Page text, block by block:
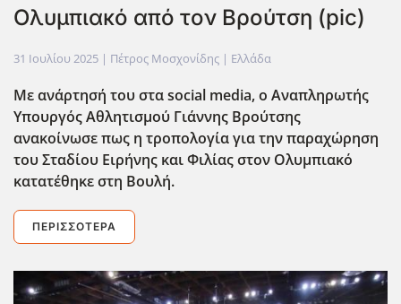
Ολυμπιακό από τον Βρούτση (pic)
31 Ιουλίου 2025 | Πέτρος Μοσχονίδης | Ελλάδα
Με ανάρτησή του στα social media, ο Αναπληρωτής
Υπουργός Αθλητισμού Γιάννης Βρούτσης
ανακοίνωσε πως η τροπολογία για την παραχώρηση
του Σταδίου Ειρήνης και Φιλίας στον Ολυμπιακό
κατατέθηκε στη Βουλή.
ΠΕΡΙΣΣΌΤΕΡΑ